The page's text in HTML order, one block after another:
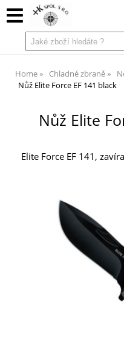
Home Chladné zbraně
Nůž Elite Force EF 141 black
Nůž Elite
Elite Force EF 141,